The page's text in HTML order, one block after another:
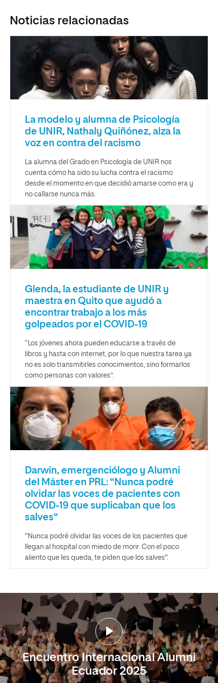
Noticias relacionadas
La modelo y alumna de Psicología
de UNIR, Nathaly Quiñónez, alza la
voz en contra del racismo
La alumna del Grado en Psicología de UNIR nos
cuenta cómo ha sido su lucha contra el racismo
desde el momento en que decidió amarse como era y
no callarse nunca más.
Glenda, la estudiante de UNIR y
maestra en Quito que ayudó a
encontrar trabajo a los más
golpeados por el COVID-19
“Los jóvenes ahora pueden educarse a través de
libros y hasta con internet, por lo que nuestra tarea ya
no es solo transmitirles conocimientos, sino formarlos
como personas con valores”.
Darwin, emergenciólogo y Alumni
del Máster en PRL: “Nunca podré
olvidar las voces de pacientes con
COVID-19 que suplicaban que los
salves”
"Nunca podré olvidar las voces de los pacientes que
llegan al hospital con miedo de morir. Con el poco
aliento que les queda, te piden que los salves".
Encuentro Internacional Alumni
Ecuador 2025